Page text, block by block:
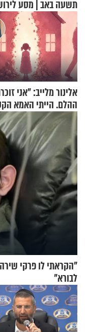
תשעה באב | מסע
אלינור מלייב: "אני
ההלם. הייתי האמא
הבית"
"הקראתי לו פרקי
לבורא"